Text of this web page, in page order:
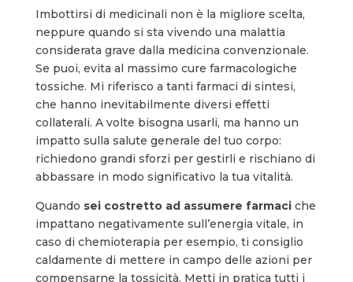
Imbottirsi di medicinali non è la migliore scelta,
neppure quando si sta vivendo una malattia
considerata grave dalla medicina convenzionale.
Se puoi, evita al massimo cure farmacologiche
tossiche. Mi riferisco a tanti farmaci di sintesi,
che hanno inevitabilmente diversi effetti
collaterali. A volte bisogna usarli, ma hanno un
impatto sulla salute generale del tuo corpo:
richiedono grandi sforzi per gestirli e rischiano di
abbassare in modo significativo la tua vitalità.
Quando sei costretto ad assumere farmaci che
impattano negativamente sull’energia vitale, in
caso di chemioterapia per esempio, ti consiglio
caldamente di mettere in campo delle azioni per
compensarne la tossicità. Metti in pratica tutti i